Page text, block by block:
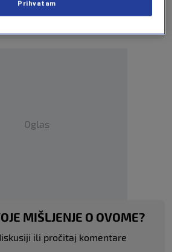
Oglas
MIŠLJENJE O OVOME?
ili pročitaj komentare
Prihvatam